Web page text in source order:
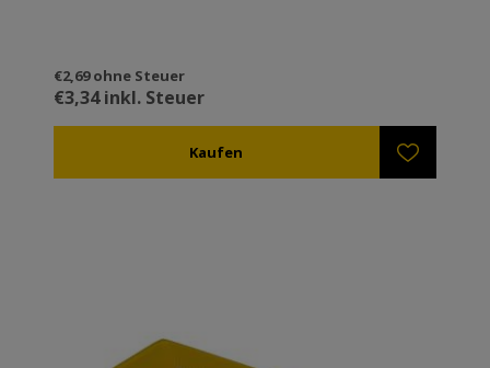
€2,69 ohne Steuer
€3,34 inkl. Steuer